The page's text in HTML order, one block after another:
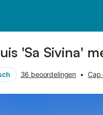
'Sa Sivina'
36 beoordelingen • Cap